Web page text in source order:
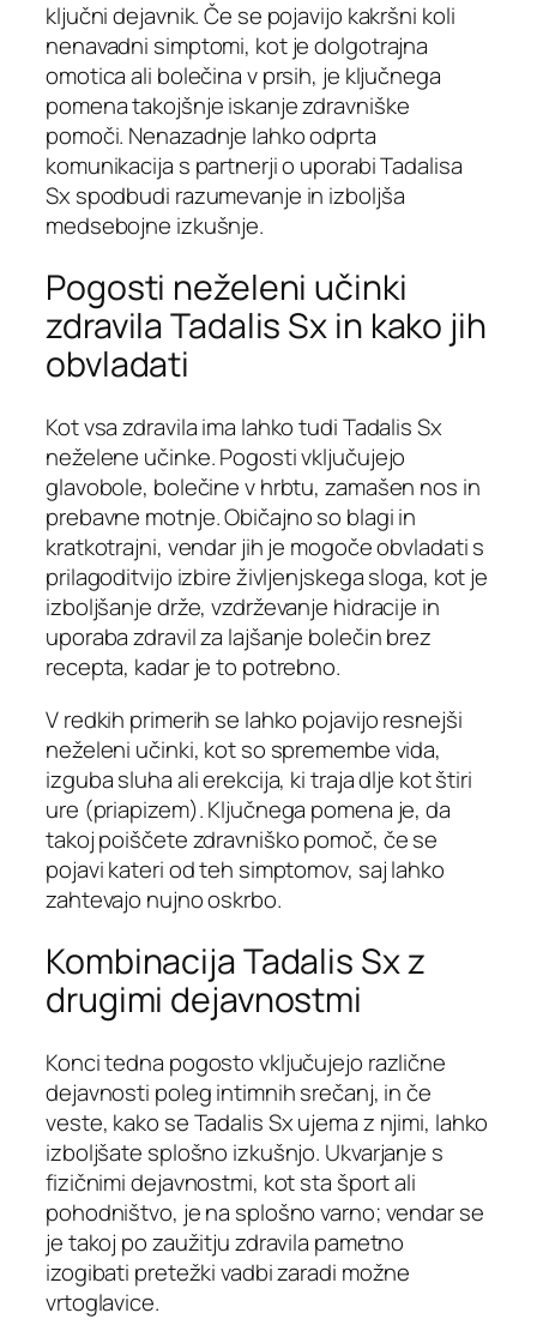
ključni dejavnik. Če se pojavijo kakršni koli
nenavadni simptomi, kot je dolgotrajna
omotica ali bolečina v prsih, je ključnega
pomena takojšnje iskanje zdravniške
pomoči. Nenazadnje lahko odprta
komunikacija s partnerji o uporabi Tadalisa
Sx spodbudi razumevanje in izboljša
medsebojne izkušnje.
Pogosti neželeni učinki
zdravila Tadalis Sx in kako jih
obvladati
Kot vsa zdravila ima lahko tudi Tadalis Sx
neželene učinke. Pogosti vključujejo
glavobole, bolečine v hrbtu, zamašen nos in
prebavne motnje. Običajno so blagi in
kratkotrajni, vendar jih je mogoče obvladati s
prilagoditvijo izbire življenjskega sloga, kot je
izboljšanje drže, vzdrževanje hidracije in
uporaba zdravil za lajšanje bolečin brez
recepta, kadar je to potrebno.
V redkih primerih se lahko pojavijo resnejši
neželeni učinki, kot so spremembe vida,
izguba sluha ali erekcija, ki traja dlje kot štiri
ure (priapizem). Ključnega pomena je, da
takoj poiščete zdravniško pomoč, če se
pojavi kateri od teh simptomov, saj lahko
zahtevajo nujno oskrbo.
Kombinacija Tadalis Sx z
drugimi dejavnostmi
Konci tedna pogosto vključujejo različne
dejavnosti poleg intimnih srečanj, in če
veste, kako se Tadalis Sx ujema z njimi, lahko
izboljšate splošno izkušnjo. Ukvarjanje s
fizičnimi dejavnostmi, kot sta šport ali
pohodništvo, je na splošno varno; vendar se
je takoj po zaužitju zdravila pametno
izogibati pretežki vadbi zaradi možne
vrtoglavice.